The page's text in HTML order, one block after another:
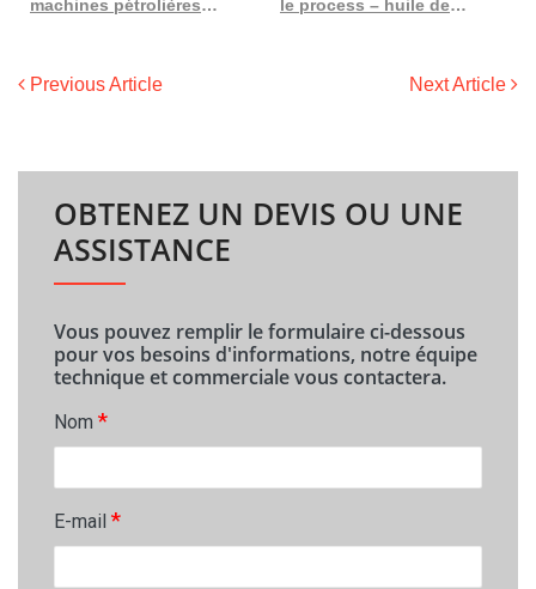
machines pétrolières de grande et moyenne taille de 2011 à prix compétitif le process – huile des champs jaunes : filtres presse à huile en France
Previous Article Next Article
OBTENEZ UN DEVIS OU UNE
ASSISTANCE
Vous pouvez remplir le formulaire ci-dessous
pour vos besoins d'informations, notre équipe
technique et commerciale vous contactera.
Nom *
E-mail *